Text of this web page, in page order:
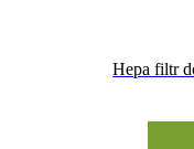
Hepa filtr